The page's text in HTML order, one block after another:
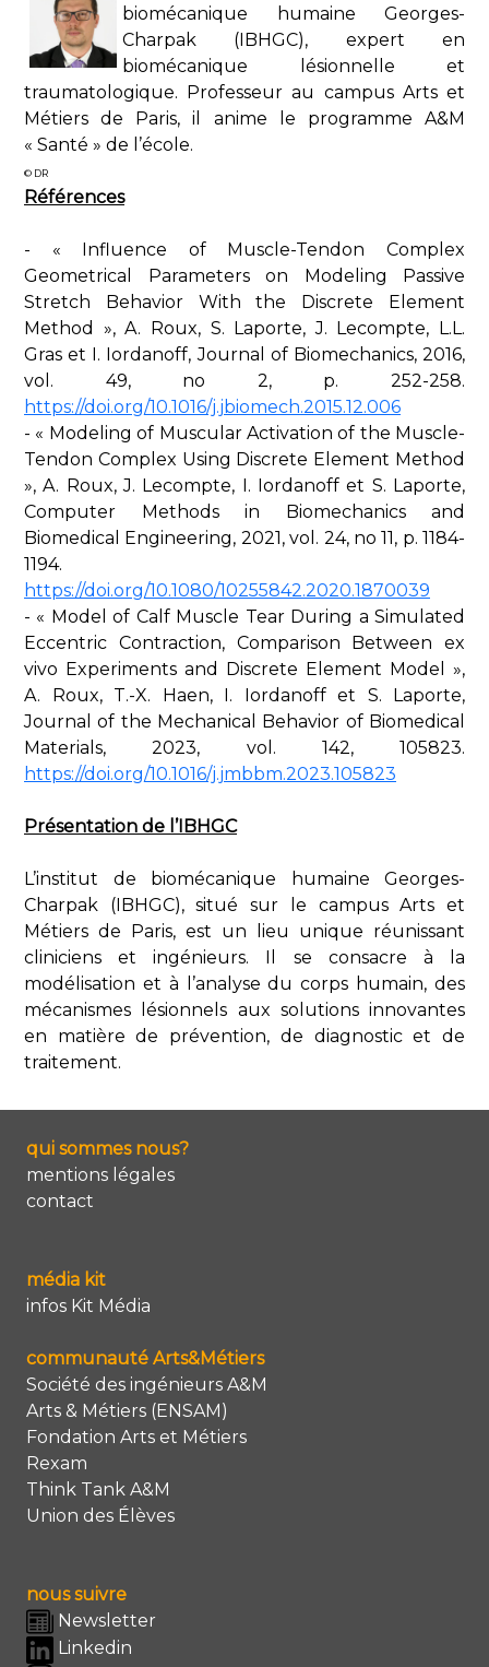
biomécanique humaine Georges-
Charpak (IBHGC), expert en
biomécanique lésionnelle et
traumatologique. Professeur au campus Arts et
Métiers de Paris, il anime le programme A&M
« Santé » de l’école.
© DR
Références
- « Influence of Muscle-Tendon Complex
Geometrical Parameters on Modeling Passive
Stretch Behavior With the Discrete Element
Method », A. Roux, S. Laporte, J. Lecompte, L.L.
Gras et I. Iordanoff, Journal of Biomechanics, 2016,
vol. 49, no 2, p. 252-258.
https://doi.org/10.1016/j.jbiomech.2015.12.006
- « Modeling of Muscular Activation of the Muscle-
Tendon Complex Using Discrete Element Method
», A. Roux, J. Lecompte, I. Iordanoff et S. Laporte,
Computer Methods in Biomechanics and
Biomedical Engineering, 2021, vol. 24, no 11, p. 1184-
1194.
https://doi.org/10.1080/10255842.2020.1870039
- « Model of Calf Muscle Tear During a Simulated
Eccentric Contraction, Comparison Between ex
vivo Experiments and Discrete Element Model »,
A. Roux, T.-X. Haen, I. Iordanoff et S. Laporte,
Journal of the Mechanical Behavior of Biomedical
Materials, 2023, vol. 142, 105823.
https://doi.org/10.1016/j.jmbbm.2023.105823
Présentation de l’IBHGC
L’institut de biomécanique humaine Georges-
Charpak (IBHGC), situé sur le campus Arts et
Métiers de Paris, est un lieu unique réunissant
cliniciens et ingénieurs. Il se consacre à la
modélisation et à l’analyse du corps humain, des
mécanismes lésionnels aux solutions innovantes
en matière de prévention, de diagnostic et de
traitement.
qui sommes nous?
mentions légales
contact
média kit
infos Kit Média
communauté Arts&Métiers
Société des ingénieurs A&M
Arts & Métiers (ENSAM)
Fondation Arts et Métiers
Rexam
Think Tank A&M
Union des Élèves
nous suivre
Newsletter
Linkedin